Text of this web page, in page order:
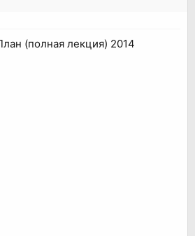
(полная лекция) 2014